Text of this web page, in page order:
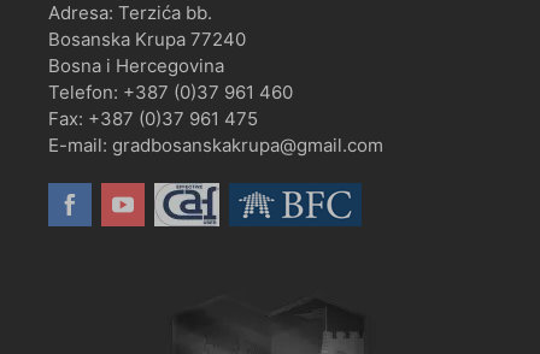
Adresa: Terzića bb.
Bosanska Krupa 77240
Bosna i Hercegovina
Telefon: +387 (0)37 961 460
Fax: +387 (0)37 961 475
E-mail: gradbosanskakrupa@gmail.com